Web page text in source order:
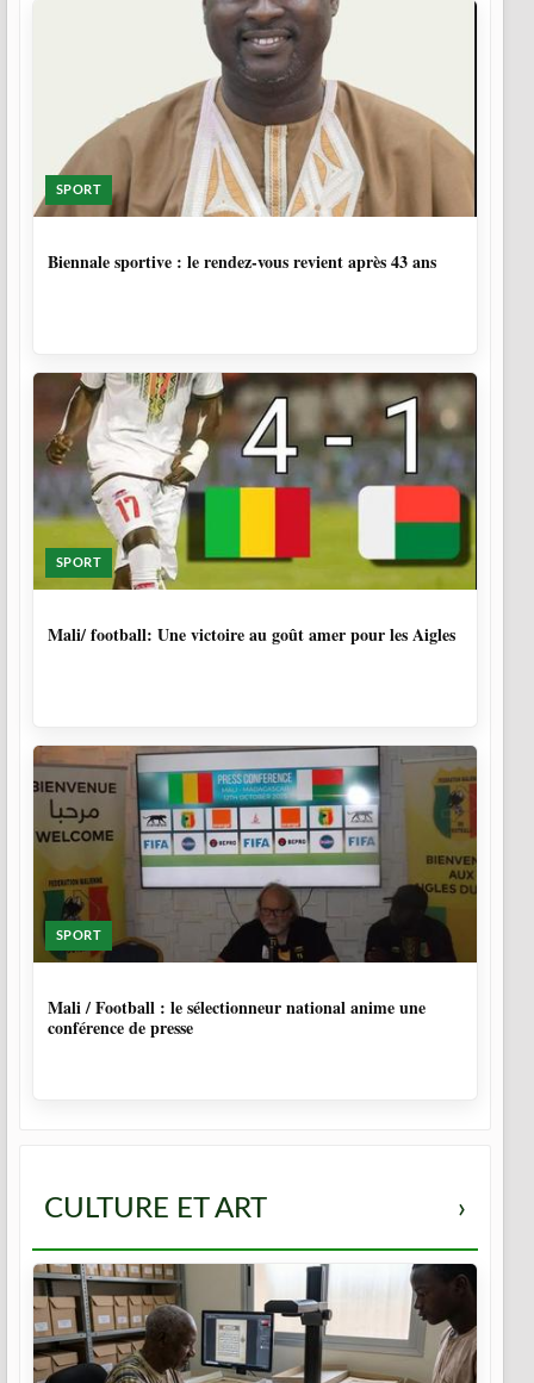
SPORT
Biennale sportive : le rendez-vous revient après 43 ans
SPORT
Mali/ football: Une victoire au goût amer pour les Aigles
SPORT
Mali / Football : le sélectionneur national anime une
conférence de presse
CULTURE ET ART ›